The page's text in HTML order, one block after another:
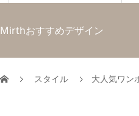
Mirthおすすめデザイン
スタイル 大人気ワン